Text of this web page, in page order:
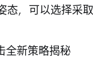
态，可以选择采